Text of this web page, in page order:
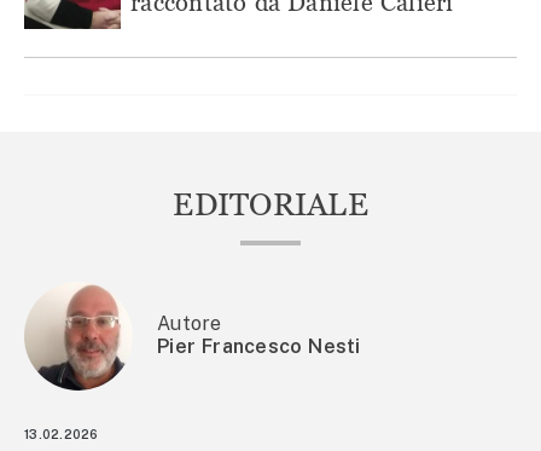
EDITORIALE
Autore
Pier Francesco Nesti
13.02.2026